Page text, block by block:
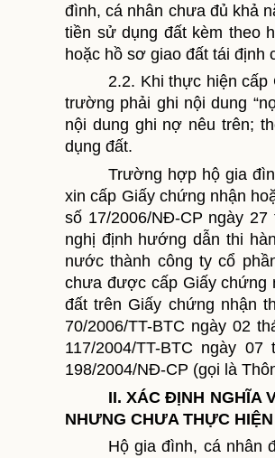
đình, cá nhân chưa đủ khả
tiền sử dụng đất kèm theo
hoặc hồ sơ giao đất tái
2.2. Khi thực hiện cấp
trường phải ghi nội dung
nội dung ghi nợ nêu trên;
dụng đất.
Trường hợp hộ gia
xin cấp Giấy chứng nhận
số 17/2006/NĐ-CP ngày
nghị định hướng dẫn thi
nước thành công ty cổ
chưa được cấp Giấy chứng
đất trên Giấy chứng nhận
70/2006/TT-BTC ngày 02
117/2004/TT-BTC ngày
198/2004/NĐ-CP (gọi là
II. XÁC ĐỊNH NGHĨA
NHƯNG CHƯA THỰC
Hộ gia đình, cá nhân